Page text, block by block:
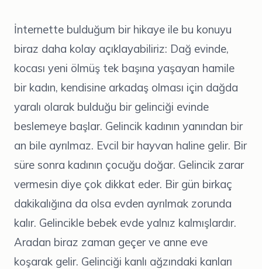
İnternette bulduğum bir hikaye ile bu konuyu
biraz daha kolay açıklayabiliriz: Dağ evinde,
kocası yeni ölmüş tek başına yaşayan hamile
bir kadın, kendisine arkadaş olması için dağda
yaralı olarak bulduğu bir gelinciği evinde
beslemeye başlar. Gelincik kadının yanından bir
an bile ayrılmaz. Evcil bir hayvan haline gelir. Bir
süre sonra kadının çocuğu doğar. Gelincik zarar
vermesin diye çok dikkat eder. Bir gün birkaç
dakikalığına da olsa evden ayrılmak zorunda
kalır. Gelincikle bebek evde yalnız kalmışlardır.
Aradan biraz zaman geçer ve anne eve
koşarak gelir. Gelinciği kanlı ağzındaki kanları